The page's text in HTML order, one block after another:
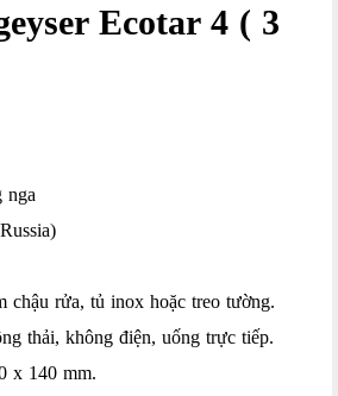
Ecotar 4 ( 3
nga
chậu rửa, tủ inox hoặc treo tường.
thải, không điện, uống trực tiếp.
x 140 mm.